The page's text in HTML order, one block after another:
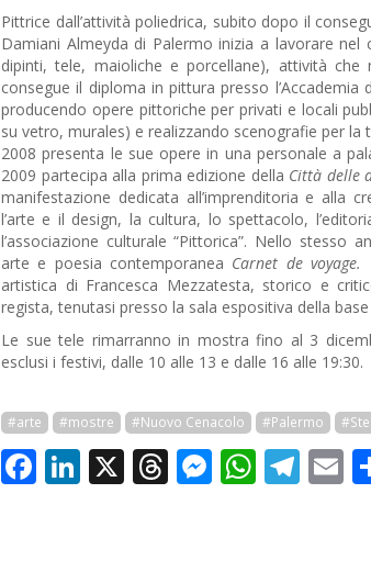
Pittrice dall’attività poliedrica, subito dopo il
Damiani Almeyda di Palermo inizia a lavorare
dipinti, tele, maioliche e porcellane), attività
consegue il diploma in pittura presso
producendo opere pittoriche per privati e locali
su vetro, murales) e realizzando scenografie per la
2008 presenta le sue opere in una personale a
2009 partecipa alla prima edizione della Città delle
manifestazione dedicata all’imprenditoria e alla
l’arte e il design, la cultura, lo spettacolo,
l’associazione culturale “Pittorica”. Nello stesso
arte e poesia contemporanea Carnet de
artistica di Francesca Mezzatesta, storico e
regista, tenutasi presso la sala espositiva della
Le sue tele rimarranno in mostra fino al 3
esclusi i festivi, dalle 10 alle 13 e dalle 16 alle 19:30.
#arte #mostre #Nuovo Cenacolo #Palermo
Facebook
LinkedIn
X Threads